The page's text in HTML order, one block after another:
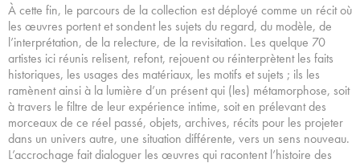
À cette fin, le parcours de la collection est déployé comme un récit où
les œuvres portent et sondent les sujets du regard, du modèle, de
l’interprétation, de la relecture, de la revisitation. Les quelque 70
artistes ici réunis relisent, refont, rejouent ou réinterprètent les faits
historiques, les usages des matériaux, les motifs et sujets ; ils les
ramènent ainsi à la lumière d’un présent qui (les) métamorphose, soit
à travers le filtre de leur expérience intime, soit en prélevant des
morceaux de ce réel passé, objets, archives, récits pour les projeter
dans un univers autre, une situation différente, vers un sens nouveau.
L’accrochage fait dialoguer les œuvres qui racontent l’histoire des